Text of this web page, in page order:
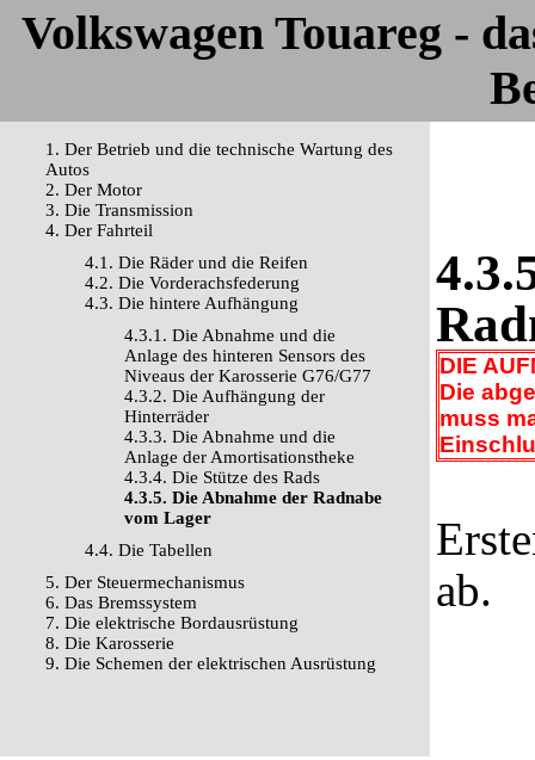
Volkswagen Touareg -
1. Der Betrieb und die technische Wartung des
Autos
2. Der Motor
3. Die Transmission
4. Der Fahrteil
4.1. Die Räder und die Reifen
4.2. Die Vorderachsfederung
4.3. Die hintere Aufhängung
4.3.1. Die Abnahme und die
Anlage des hinteren Sensors des
Niveaus der Karosserie G76/G77
4.3.2. Die Aufhängung der
Hinterräder
4.3.3. Die Abnahme und die
Anlage der Amortisationstheke
4.3.4. Die Stütze des Rads
4.3.5. Die Abnahme der Radnabe
vom Lager
4.4. Die Tabellen
5. Der Steuermechanismus
6. Das Bremssystem
7. Die elektrische Bordausrüstung
8. Die Karosserie
9. Die Schemen der elektrischen Ausrüstung
DIE
Die
muss
ab.